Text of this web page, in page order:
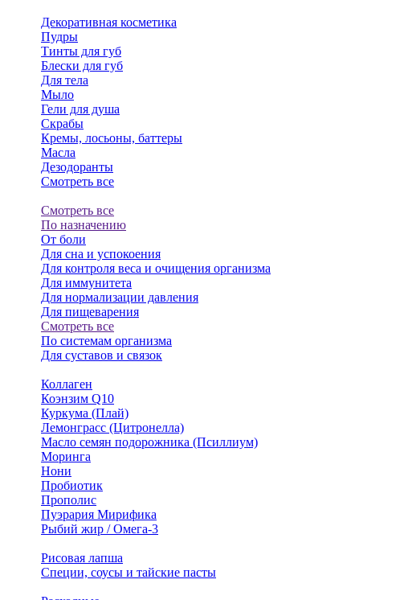
Декоративная косметика
Пудры
Тинты для губ
Блески для губ
Для тела
Мыло
Гели для душа
Скрабы
Кремы, лосьоны, баттеры
Масла
Дезодоранты
Смотреть все
Смотреть все
По назначению
От боли
Для сна и успокоения
Для контроля веса и очищения организма
Для иммунитета
Для нормализации давления
Для пищеварения
Смотреть все
По системам организма
Для суставов и связок
Коллаген
Коэнзим Q10
Куркума (Плай)
Лемонграсс (Цитронелла)
Масло семян подорожника (Псиллиум)
Моринга
Нони
Пробиотик
Прополис
Пуэрария Мирифика
Рыбий жир / Омега-3
Рисовая лапша
Специи, соусы и тайские пасты